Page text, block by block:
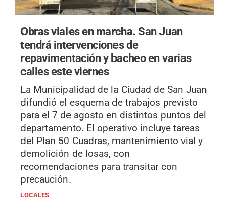
Obras viales en marcha.San Juan
tendrá intervenciones de
repavimentación y bacheo en varias
calles este viernes
La Municipalidad de la Ciudad de San Juan
difundió el esquema de trabajos previsto
para el 7 de agosto en distintos puntos del
departamento. El operativo incluye tareas
del Plan 50 Cuadras, mantenimiento vial y
demolición de losas, con
recomendaciones para transitar con
precaución.
LOCALES